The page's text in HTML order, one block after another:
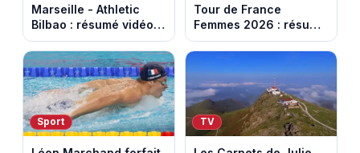
Marseille - Athletic
Bilbao : résumé vidéo
du match amical au
Stade Vélodrome (9
août 2026)
Tour de France
Femmes 2026 : résumé
vidéo de la dernière
étape à Nice. Demi
Vollering remporte son
deuxième Tour.
Sport TV